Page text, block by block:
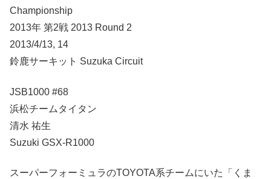
Championship
2013年 第2戦 2013 Round 2
2013/4/13, 14
鈴鹿サーキット Suzuka Circuit
JSB1000 #68
浜松チームタイタン
清水 祐生
Suzuki GSX-R1000
スーパーフォーミュラのTOYOTA系チームにいた「くま